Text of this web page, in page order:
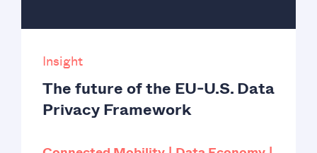
Insight
The future of the EU-U.S. Data
Privacy Framework